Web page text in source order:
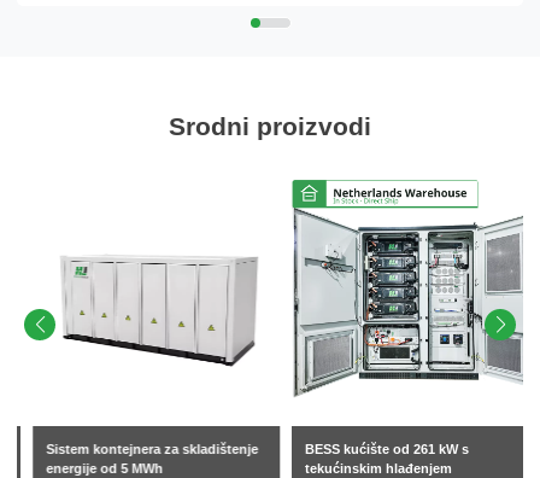
Srodni proizvodi
Sistem kontejnera za skladištenje
energije od 5 MWh
BESS kućište od 261 kW s
tekućinskim hlađenjem